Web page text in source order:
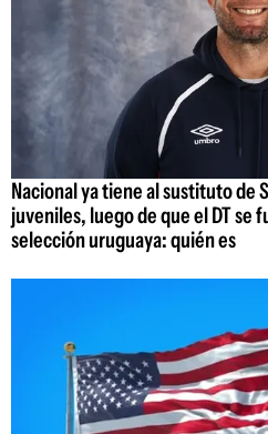
Nacional ya tiene al sustituto de
juveniles, luego de que el DT se
selección uruguaya: quién es